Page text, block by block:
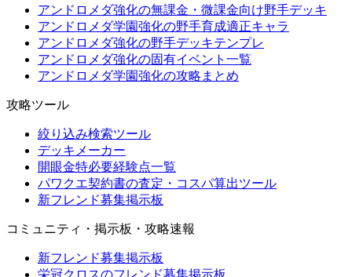
アンドロメダ強化の無課金・微課金向け野手デッキ
アンドロメダ学園強化の野手育成適正キャラ
アンドロメダ強化の野手デッキテンプレ
アンドロメダ強化の固有イベント一覧
アンドロメダ学園強化の攻略まとめ
攻略ツール
絞り込み検索ツール
デッキメーカー
開眼金特必要経験点一覧
パワクエ契約書の査定・コスパ算出ツール
新フレンド募集掲示板
コミュニティ・掲示板・攻略速報
新フレンド募集掲示板
栄冠クロスのフレンド募集掲示板